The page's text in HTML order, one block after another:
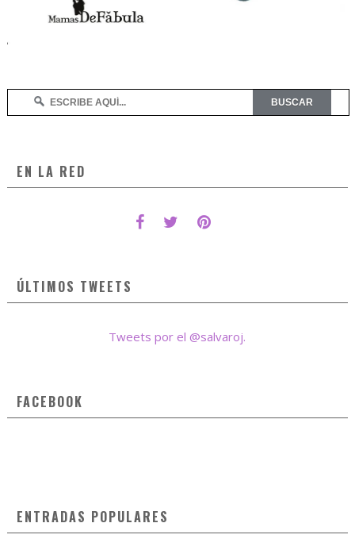
EN LA RED
ÚLTIMOS TWEETS
Tweets por el @salvaroj.
FACEBOOK
ENTRADAS POPULARES